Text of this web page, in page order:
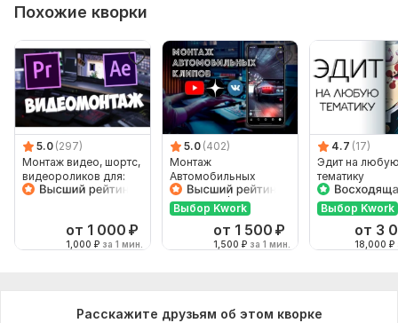
Похожие кворки
5.0 (297)
Монтаж видео, шортс,
видеороликов для:
Youtube, Shorts
от 1 000 ₽
1,000 ₽ за 1 мин.
5.0 (402)
Монтаж
Автомобильных
Клипов из фото и
видео Tik Tok Шортсы
Выбор Kwork
от 1 500 ₽
1,500 ₽ за 1 мин.
4.7 (17)
Эдит на
тематику
Выбор Kwork
от 3
18,000 ₽
Расскажите друзьям об этом кворке